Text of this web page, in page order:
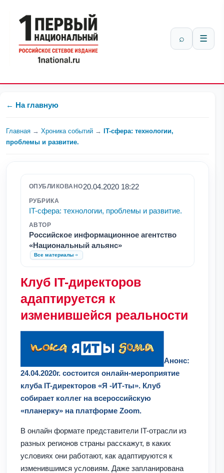
⌕ ☰
← На главную
Главная → Хроника событий → IT-сфера: технологии,
проблемы и развитие.
ОПУБЛИКОВАНО20.04.2020 18:22
РУБРИКА
IT-сфера: технологии, проблемы и развитие.
АВТОР
Российское информационное агентство
«Национальный альянс»
Все материалы
Клуб IT-директоров
адаптируется к
изменившейся реальности
Анонс:
24.04.2020г. состоится онлайн-мероприятие
клуба IT-директоров «Я -ИТ-ты». Клуб
собирает коллег на всероссийскую
«планерку» на платформе Zoom.
В онлайн формате представители IT-отрасли из
разных регионов страны расскажут, в каких
условиях они работают, как адаптируются к
изменившимся условиям. Даже запланирована